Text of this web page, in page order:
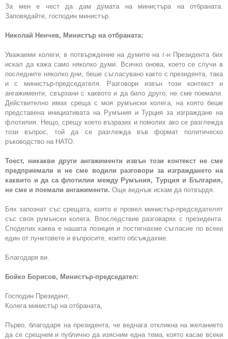
За мен е чест да дам думата на министъра на отбраната.
Заповядайте, господин министър.
Николай Ненчев, Министър на отбраната:
Уважаеми колеги, в потвърждение на думите на г-н Президента бих
искал да кажа само няколко думи. Всичко онова, което се случи в
последните няколко дни, беше съгласувано както с президента, така
и с министър-председателя. Разговори извън този контекст и
ангажименти, свързани с каквото и да било друго, не сме поемали.
Действително имах среща с моя румънски колега, на която беше
представена инициативата на Румъния и Турция за изграждане на
флотилия. Нещо, срещу което възразих и помолих ако се разглежда
този въпрос, той да се разглежда във формат политическо
ръководство на НАТО.
Тоест, никакви други ангажименти извън този контекст не сме
предприемали и не сме водили разговори за изграждането на
каквито и да са флотилии между Румъния, Турция и България,
не сме и поемали ангажименти. Още веднъж искам да потвърдя.
Бях запознат със срещата, която е провел министър-председателят
със своя румънски колега. Впоследствие разговарях с президента.
Споделих каква е нашата позиция и постигнахме съгласие по всеки
един от пунктовете и въпросите, които обсъждахме.
Благодаря ви.
Бойко Борисов, Министър-председател:
Господин Президент,
Колега министър на отбраната,
Първо, благодаря на президента, че веднага откликна на желанието
да се срещнем и публично да изясним една тема, която касае всеки